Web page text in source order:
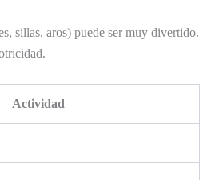
sillas, aros) puede ser muy divertido.
Actividad